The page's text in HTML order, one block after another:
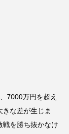
7000万円を超え
な差が生じま
戦を勝ち抜かなけ